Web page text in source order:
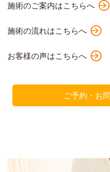
施術のご案内はこちらへ
施術の流れはこちらへ
お客様の声はこちらへ
ご予約・お